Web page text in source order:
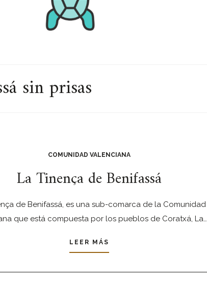
sin prisas
COMUNIDAD VALENCIANA
La Tinença de Benifassá
de Benifassá, es una sub-comarca de la Comunidad
que está compuesta por los pueblos de Coratxá, La…
LEER MÁS